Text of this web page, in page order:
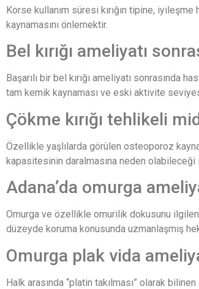
Korse kullanım süresi kırığın tipine,
kaynamasını önlemektir.
Bel kırığı ameliyatı
Başarılı bir bel kırığı ameliyatı sonrasında
tam kemik kaynaması ve eski aktivite
Çökme kırığı tehlikeli
Özellikle yaşlılarda görülen osteoporoz
kapasitesinin daralmasına neden
Adana’da omurga
Omurga ve özellikle omurilik dokusunu
düzeyde koruma konusunda uzmanlaşmış
Omurga plak vida
Halk arasında “platin takılması” olarak